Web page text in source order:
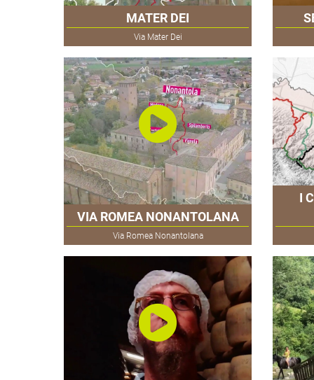
MATER DEI
Via Mater Dei
VIA ROMEA NONANTOLANA
Via Romea Nonantolana
I